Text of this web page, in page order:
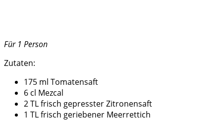
Für 1 Person
Zutaten:
175 ml Tomatensaft
6 cl Mezcal
2 TL frisch gepresster Zitronensaft
1 TL frisch geriebener Meerrettich